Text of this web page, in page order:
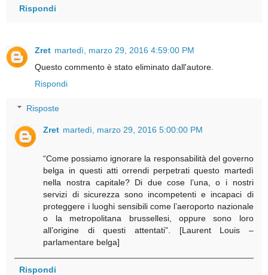
Rispondi
Zret martedì, marzo 29, 2016 4:59:00 PM
Questo commento è stato eliminato dall'autore.
Rispondi
Risposte
Zret martedì, marzo 29, 2016 5:00:00 PM
“Come possiamo ignorare la responsabilità del governo
belga in questi atti orrendi perpetrati questo martedì
nella nostra capitale? Di due cose l’una, o i nostri
servizi di sicurezza sono incompetenti e incapaci di
proteggere i luoghi sensibili come l’aeroporto nazionale
o la metropolitana brussellesi, oppure sono loro
all’origine di questi attentati”. [Laurent Louis –
parlamentare belga]
Rispondi